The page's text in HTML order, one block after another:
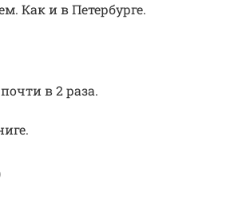
Как и в Петербурге.
в 2 раза.